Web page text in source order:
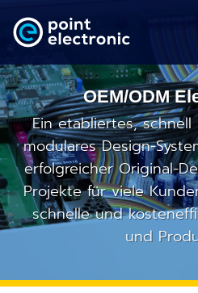
Suchen
EN
Lösungen
OEM/ODM
Ein etabliertes, schnell
modulares Design-
erfolgreicher Original-
Projekte für viele
schnelle und
und